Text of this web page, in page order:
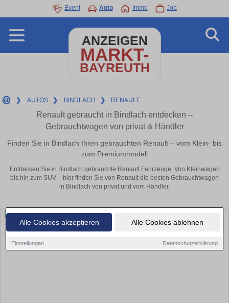
Alle Cookies akzeptieren Alle Cookies ablehnen
Einstellungen Datenschutzerklärung
Event Auto Immo Job
ANZEIGEN
MARKT-
BAYREUTH
❯ AUTOS ❯ BINDLACH ❯ RENAULT
Renault gebraucht in Bindlach entdecken –
Gebrauchtwagen von privat & Händler
Finden Sie in Bindlach Ihren gebrauchten Renault – vom Klein- bis
zum Premiummodell
Entdecken Sie in Bindlach gebrauchte Renault Fahrzeuge. Von Kleinwagen
bis hin zum SUV – hier finden Sie von Renault die besten Gebrauchtwagen
in Bindlach von privat und vom Händler.